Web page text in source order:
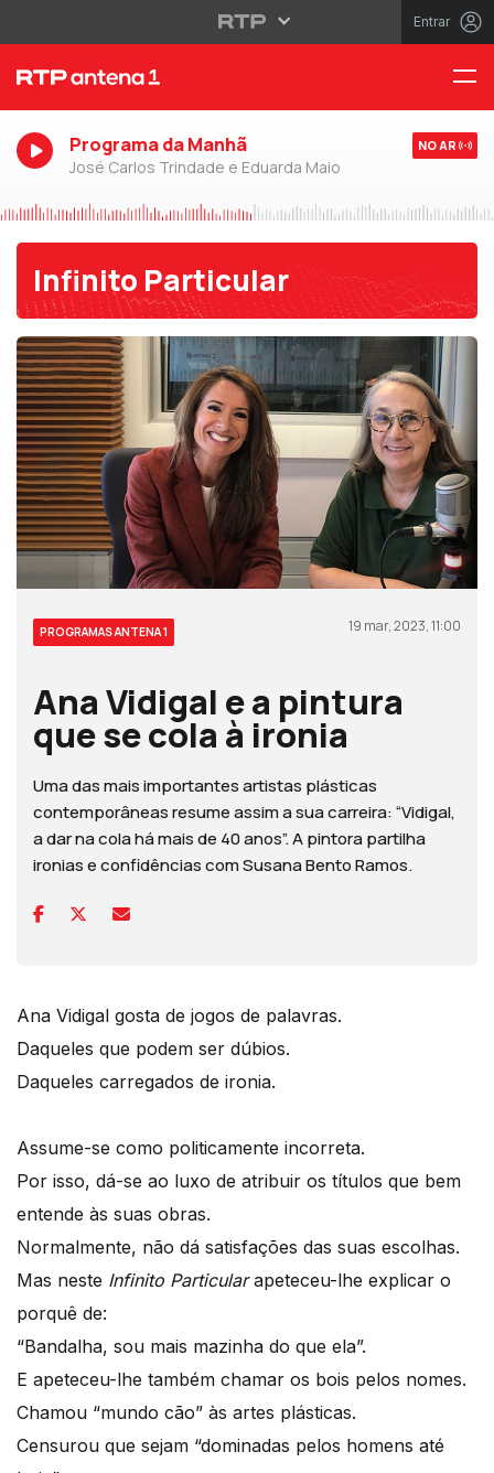
Entrar
Programa da Manhã
José Carlos Trindade e Eduarda Maio
NO AR
Infinito Particular
PROGRAMAS ANTENA 1 19 mar, 2023, 11:00
Ana Vidigal e a pintura
que se cola à ironia
Uma das mais importantes artistas plásticas
contemporâneas resume assim a sua carreira: “Vidigal,
a dar na cola há mais de 40 anos”. A pintora partilha
ironias e confidências com Susana Bento Ramos.
Ana Vidigal gosta de jogos de palavras.
Daqueles que podem ser dúbios.
Daqueles carregados de ironia.
Assume-se como politicamente incorreta.
Por isso, dá-se ao luxo de atribuir os títulos que bem
entende às suas obras.
Normalmente, não dá satisfações das suas escolhas.
Mas neste Infinito Particularapeteceu-lhe explicar o
porquê de:
“Bandalha, sou mais mazinha do que ela”.
E apeteceu-lhe também chamar os bois pelos nomes.
Chamou “mundo cão” às artes plásticas.
Censurou que sejam “dominadas pelos homens até